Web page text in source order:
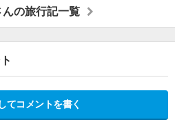
んの旅行記一覧
てコメントを書く